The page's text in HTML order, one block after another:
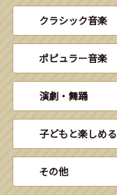
クラシック音楽
ポピュラー音楽
演劇・舞踊
子どもと楽しめる
その他